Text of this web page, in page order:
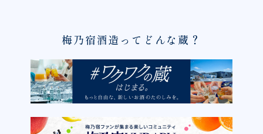
梅乃宿酒造ってどんな蔵？